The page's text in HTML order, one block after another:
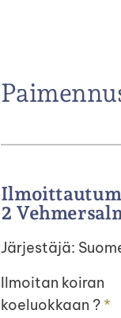
2
Järjestäjä:
Ilmoitan koiran
koeluokkaan ?*